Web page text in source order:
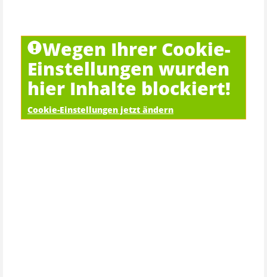
Wegen Ihrer Cookie-
Einstellungen wurden
hier Inhalte blockiert!
Cookie-Einstellungen jetzt ändern